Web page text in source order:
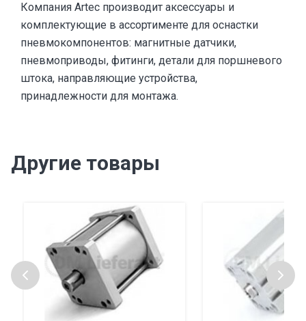
Компания Artec производит аксессуары и
комплектующие в ассортименте для оснастки
пневмокомпонентов: магнитные датчики,
пневмоприводы, фитинги, детали для поршневого
штока, направляющие устройства,
принадлежности для монтажа.
Другие товары